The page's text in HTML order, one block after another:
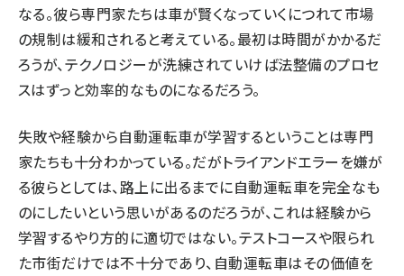
なる。彼ら専門家たちは車が賢くなっていくにつれて市場
の規制は緩和されると考えている。最初は時間がかかるだ
ろうが、テクノロジーが洗練されていけば法整備のプロセ
スはずっと効率的なものになるだろう。
失敗や経験から自動運転車が学習するということは専門
家たちも十分わかっている。だがトライアンドエラーを嫌が
る彼らとしては、路上に出るまでに自動運転車を完全なも
のにしたいという思いがあるのだろうが、これは経験から
学習するやり方的に適切ではない。テストコースや限られ
た市街だけでは不十分であり、自動運転車はその価値を